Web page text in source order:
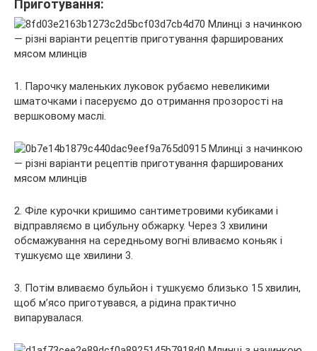
Приготування:
1. Парочку маленьких луковок рубаємо невеликими
шматочками і пасеруємо до отримання прозорості на
вершковому маслі.
2. Філе курочки кришимо сантиметровими кубиками і
відправляємо в цибульну обжарку. Через 3 хвилини
обсмажування на середньому вогні вливаємо коньяк і
тушкуємо ще хвилини 3.
3. Потім вливаємо бульйон і тушкуємо близько 15 хвилин,
щоб м’ясо приготувався, а рідина практично
випарувалася.